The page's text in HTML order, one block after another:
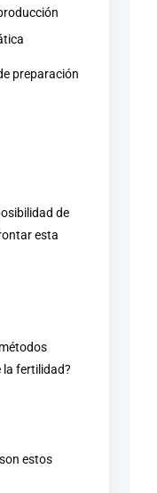
preparación
de
esta
la fertilidad?
estos